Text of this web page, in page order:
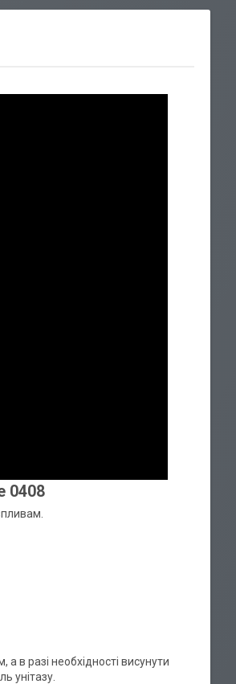
0408
в разі необхідності висунути
унітазу.